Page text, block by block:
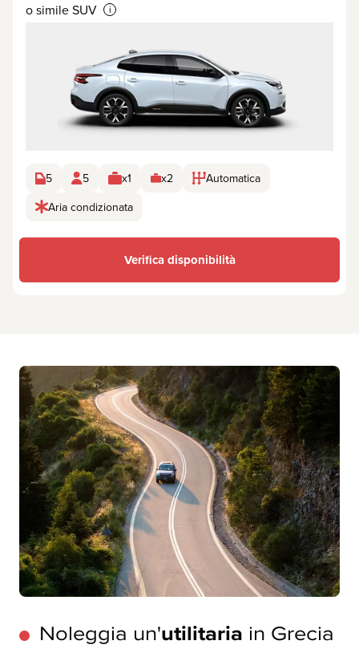
o simile SUV i
5 5 x1 x2
Automatica
Aria condizionata
Verifica disponibilità
Noleggia un'utilitaria in Grecia